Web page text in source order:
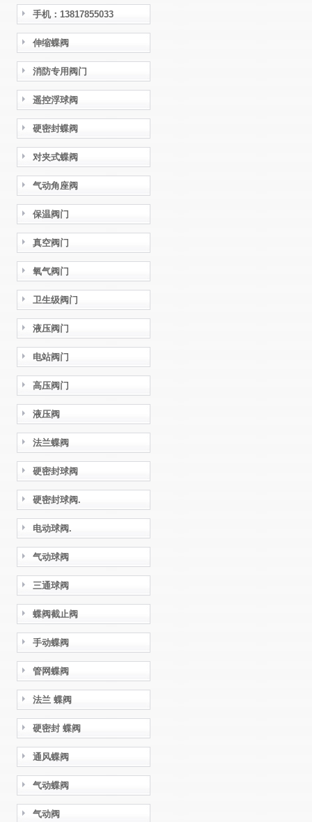
手机：13817855033
伸缩蝶阀
消防专用阀门
遥控浮球阀
硬密封蝶阀
对夹式蝶阀
气动角座阀
保温阀门
真空阀门
氧气阀门
卫生级阀门
液压阀门
电站阀门
高压阀门
液压阀
法兰蝶阀
硬密封球阀
硬密封球阀.
电动球阀.
气动球阀
三通球阀
蝶阀截止阀
手动蝶阀
管网蝶阀
法兰 蝶阀
硬密封 蝶阀
通风蝶阀
气动蝶阀
气动阀